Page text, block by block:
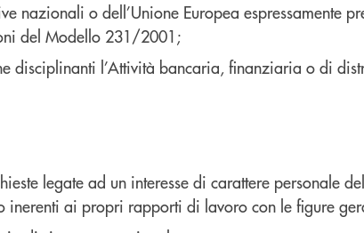
nazionali o dell’Unione Europea espressamente
del Modello 231/2001;
disciplinanti l’Attività bancaria, finanziaria o di
legate ad un interesse di carattere personale
ai propri rapporti di lavoro con le figure